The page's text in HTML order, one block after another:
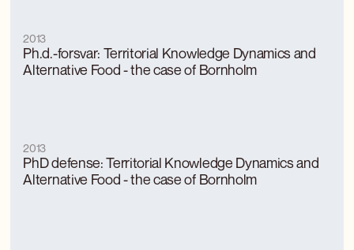
Ph.d.-forsvar: Territorial Knowledge Dynamics and
Alternative Food - the case of Bornholm
2013
PhD defense: Territorial Knowledge Dynamics and
Alternative Food - the case of Bornholm
2013